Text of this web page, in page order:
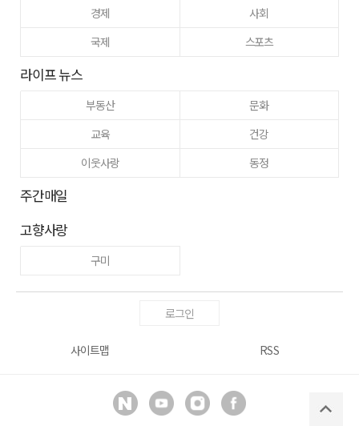
경제
사회
국제
스포츠
라이프 뉴스
부동산
문화
교육
건강
이웃사랑
동정
주간매일
고향사랑
구미
로그인
사이트맵 RSS